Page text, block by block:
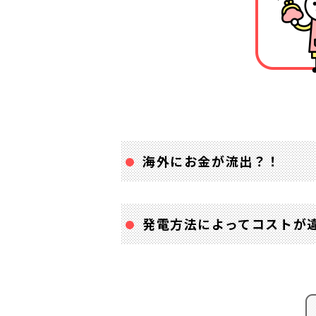
海外にお金が流出？！
発電方法によってコストが